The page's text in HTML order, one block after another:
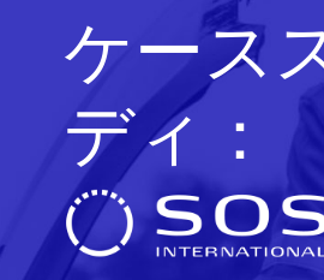
ケース
ディ：